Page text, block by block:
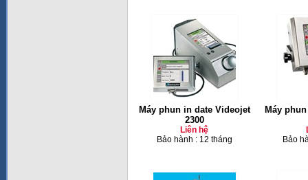
Máy phun in date Videojet
2300
Liên hệ
Bảo hành : 12 tháng
Máy
Bảo